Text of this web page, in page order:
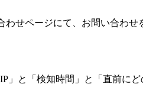
せページにて、お問い合わせ
と「検知時間」と「直前に